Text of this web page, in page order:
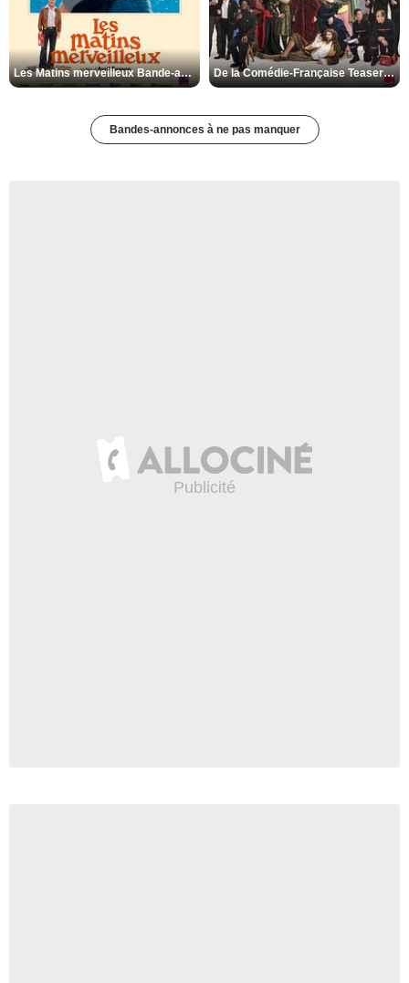
Les Matins merveilleux Bande-annonce VF De la Comédie-Française Teaser VF
Bandes-annonces à ne pas manquer